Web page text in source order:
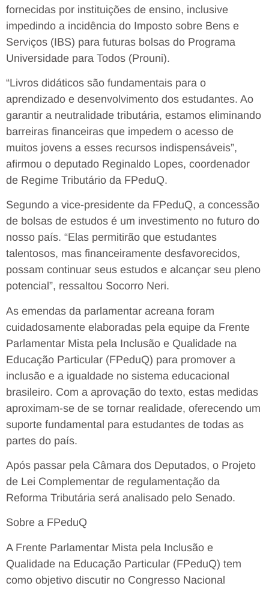
fornecidas por instituições de ensino, inclusive
impedindo a incidência do Imposto sobre Bens e
Serviços (IBS) para futuras bolsas do Programa
Universidade para Todos (Prouni).
“Livros didáticos são fundamentais para o
aprendizado e desenvolvimento dos estudantes. Ao
garantir a neutralidade tributária, estamos eliminando
barreiras financeiras que impedem o acesso de
muitos jovens a esses recursos indispensáveis”,
afirmou o deputado Reginaldo Lopes, coordenador
de Regime Tributário da FPeduQ.
Segundo a vice-presidente da FPeduQ, a concessão
de bolsas de estudos é um investimento no futuro do
nosso país. “Elas permitirão que estudantes
talentosos, mas financeiramente desfavorecidos,
possam continuar seus estudos e alcançar seu pleno
potencial”, ressaltou Socorro Neri.
As emendas da parlamentar acreana foram
cuidadosamente elaboradas pela equipe da Frente
Parlamentar Mista pela Inclusão e Qualidade na
Educação Particular (FPeduQ) para promover a
inclusão e a igualdade no sistema educacional
brasileiro. Com a aprovação do texto, estas medidas
aproximam-se de se tornar realidade, oferecendo um
suporte fundamental para estudantes de todas as
partes do país.
Após passar pela Câmara dos Deputados, o Projeto
de Lei Complementar de regulamentação da
Reforma Tributária será analisado pelo Senado.
Sobre a FPeduQ
A Frente Parlamentar Mista pela Inclusão e
Qualidade na Educação Particular (FPeduQ) tem
como objetivo discutir no Congresso Nacional